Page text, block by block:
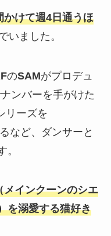
かけて週4日通うほ
いました。
のSAMがプロデュ
ンバーを手がけた
リーズを
など、ダンサーと
。
メインクーンのシエ
を溺愛する猫好き